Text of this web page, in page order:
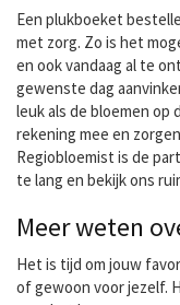
Een plukboeket
met zorg. Zo is het
en ook vandaag al te
gewenste dag
leuk als de bloemen op
rekening mee en
Regiobloemist is de
te lang en bekijk ons
Meer weten
Het is tijd om jouw
of gewoon voor jezelf.